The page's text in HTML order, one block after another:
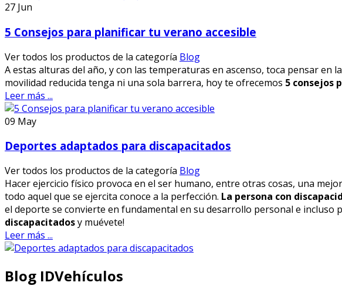
27 Jun
5 Consejos para planificar tu verano accesible
Ver todos los productos de la categoría Blog
A estas alturas del año, y con las temperaturas en ascenso, toca pensar en
movilidad reducida tenga ni una sola barrera, hoy te ofrecemos 5 consejos
Leer más ...
09 May
Deportes adaptados para discapacitados
Ver todos los productos de la categoría Blog
Hacer ejercicio físico provoca en el ser humano, entre otras cosas, una
todo aquel que se ejercita conoce a la perfección. La persona con
el deporte se convierte en fundamental en su desarrollo personal e incluso
discapacitadosy muévete!
Leer más ...
Blog IDVehículos